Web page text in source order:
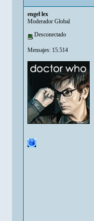
engel lex
Moderador Global
Desconectado
Mensajes: 15.514